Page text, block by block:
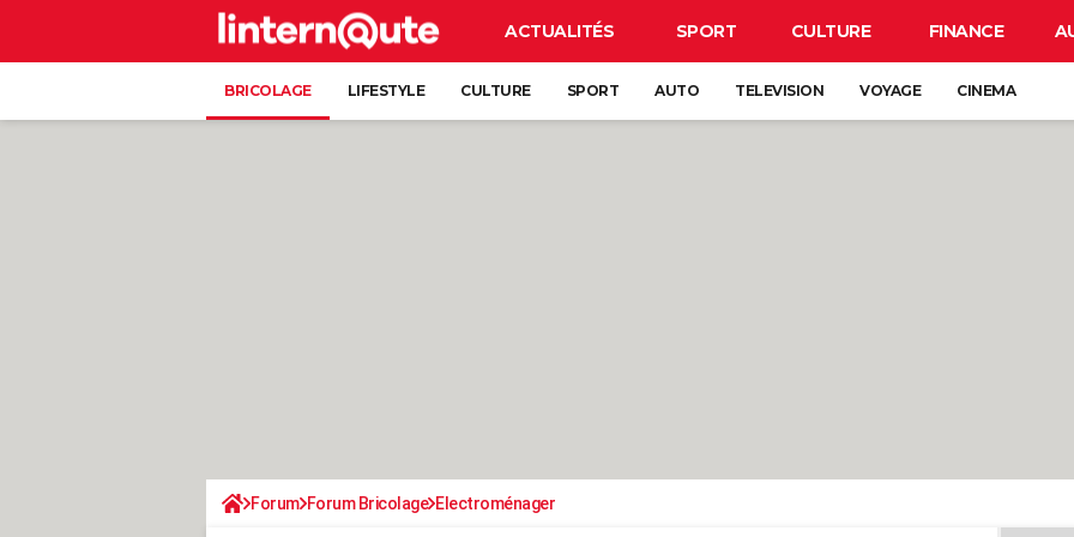
ACTUALITÉS SPORT CULTURE FINANCE
BRICOLAGE LIFESTYLE CULTURE SPORT AUTO TELEVISION VOYAGE CINEMA
Forum Forum Bricolage Electroménager